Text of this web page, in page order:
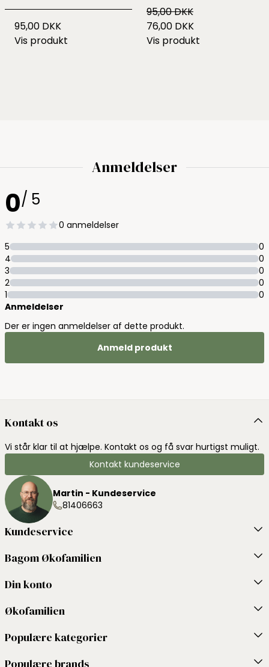
95,00 DKK
Vis produkt
95,00 DKK
76,00 DKK
Vis produkt
Anmeldelser
0/ 5
0 anmeldelser
5
0
4
0
3
0
2
0
1
0
Anmeldelser
Der er ingen anmeldelser af dette produkt.
Anmeld produkt
Kontakt os
Vi står klar til at hjælpe. Kontakt os og få svar hurtigst muligt.
Kontakt kundeservice
Martin - Kundeservice
81406663
Kundeservice
Bagom Økofamilien
Din konto
Økofamilien
Populære kategorier
Populære brands